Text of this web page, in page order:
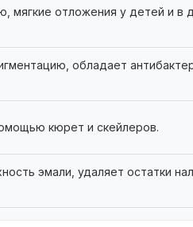
мягкие отложения у детей и в
обладает
кюрет и скейлеров.
эмали, удаляет остатки